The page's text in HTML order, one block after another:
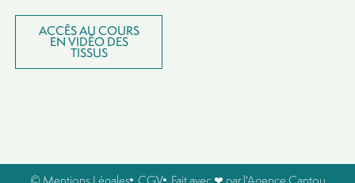
ACCÈS AU COURS
EN VIDÉO DES
TISSUS